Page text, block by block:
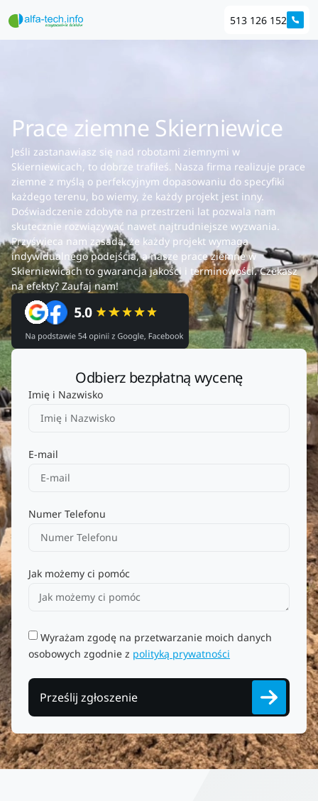
513 126 152
Prace ziemne Skierniewice
Jeśli zastanawiasz się nad robotami ziemnymi w
Skierniewicach, to dobrze trafiłeś. Nasza firma realizuje prace
ziemne z myślą o perfekcyjnym dopasowaniu do specyfiki
każdego terenu, bo wiemy, że każdy projekt jest inny.
Doświadczenie zdobyte na przestrzeni lat pozwala nam
skutecznie rozwiązywać nawet najtrudniejsze wyzwania.
Przyświeca nam zasada, że każdy projekt wymaga
indywidualnego podejścia, a nasze prace ziemne w
Skierniewicach to gwarancja jakości i terminowości. Czekasz
na efekty? Zaufaj nam!
Odbierz bezpłatną wycenę
Imię i Nazwisko
E-mail
Numer Telefonu
Jak możemy ci pomóc
Wyrażam zgodę na przetwarzanie moich danych
osobowych zgodnie z polityką prywatności
Prześlij zgłoszenie